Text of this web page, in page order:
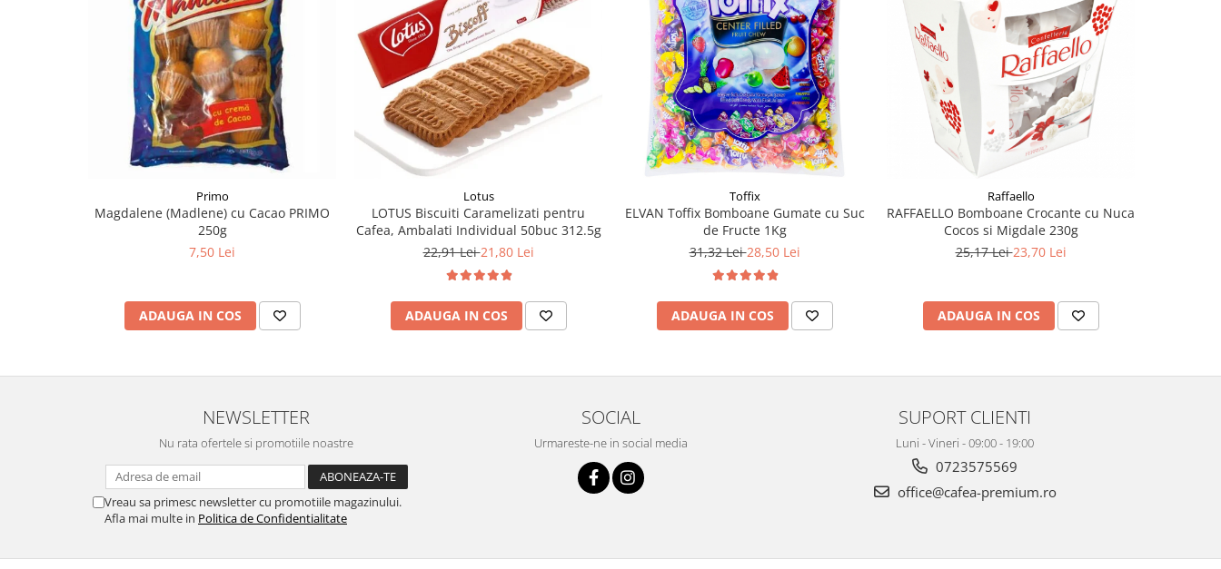
Primo
Magdalene (Madlene) cu Cacao PRIMO
250g
7,50 Lei
ADAUGA IN COS
Lotus
LOTUS Biscuiti Caramelizati pentru
Cafea, Ambalati Individual 50buc 312.5g
22,91 Lei21,80 Lei
ADAUGA IN COS
Toffix
ELVAN Toffix Bomboane Gumate cu Suc
de Fructe 1Kg
31,32 Lei28,50 Lei
ADAUGA IN COS
Raffaello
RAFFAELLO Bomboane Crocante cu Nuca
Cocos si Migdale 230g
25,17 Lei23,70 Lei
ADAUGA IN COS
NEWSLETTER
Nu rata ofertele si promotiile noastre
Vreau sa primesc newsletter cu promotiile magazinului.
Afla mai multe in Politica de Confidentialitate
SOCIAL
Urmareste-ne in social media
SUPORT CLIENTI
Luni - Vineri - 09:00 - 19:00
0723575569
office@cafea-premium.ro